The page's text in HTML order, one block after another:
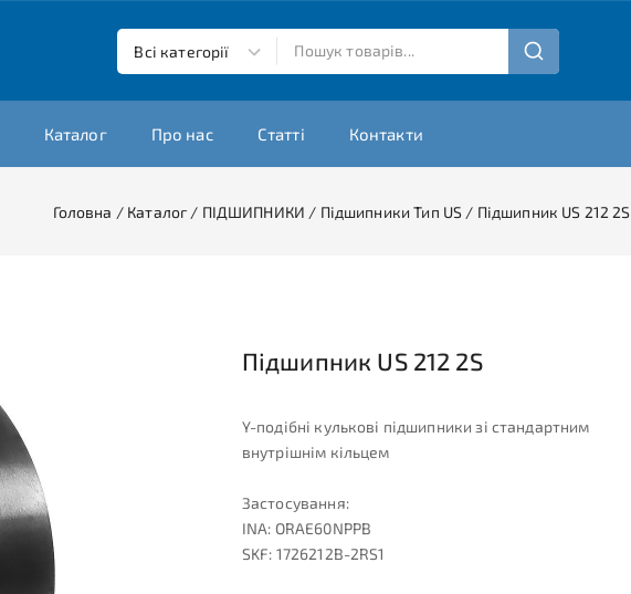
Каталог Про нас Статті Контакти
Головна / Каталог / ПІДШИПНИКИ / Підшипники Тип US / Підшипник US 212 2S
Підшипник US 212 2S
Y-подібні кулькові підшипники зі стандартним
внутрішнім кільцем
Застосування:
INA: ORAE60NPPB
SKF: 1726212B-2RS1